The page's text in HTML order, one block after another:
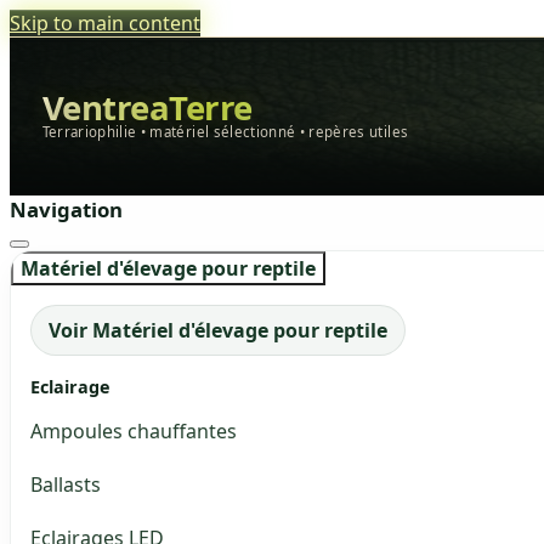
Skip to main content
VentreaTerre
Terrariophilie • matériel sélectionné • repères utiles
Navigation
Matériel d'élevage pour reptile
Voir Matériel d'élevage pour reptile
Eclairage
Ampoules chauffantes
Ballasts
Eclairages LED